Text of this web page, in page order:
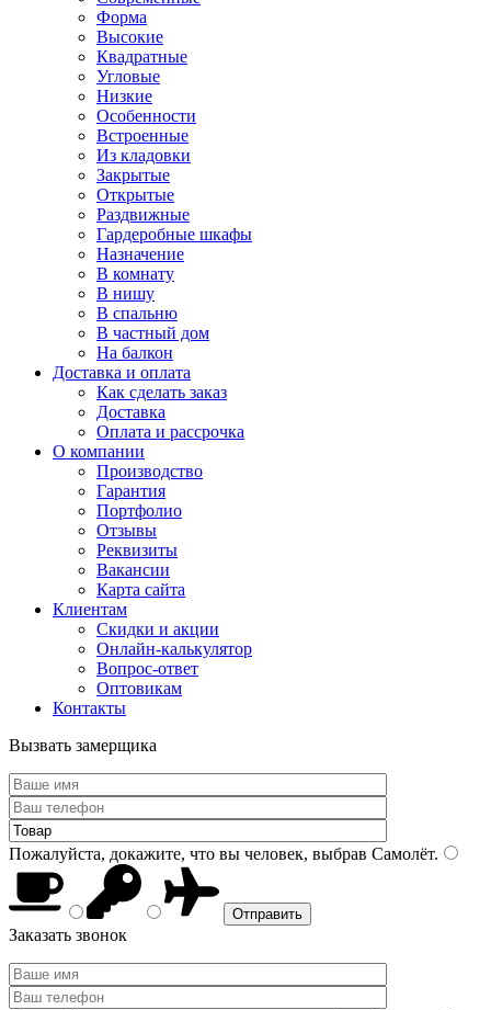
Форма
Высокие
Квадратные
Угловые
Низкие
Особенности
Встроенные
Из кладовки
Закрытые
Открытые
Раздвижные
Гардеробные шкафы
Назначение
В комнату
В нишу
В спальню
В частный дом
На балкон
Доставка и оплата
Как сделать заказ
Доставка
Оплата и рассрочка
О компании
Производство
Гарантия
Портфолио
Отзывы
Реквизиты
Вакансии
Карта сайта
Клиентам
Скидки и акции
Онлайн-калькулятор
Вопрос-ответ
Оптовикам
Контакты
Вызвать замерщика
Пожалуйста, докажите, что вы человек, выбрав Самолёт.
Заказать звонок